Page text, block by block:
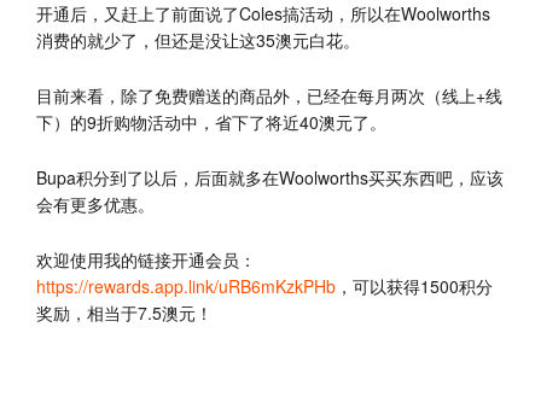
开通后，又赶上了前面说了Coles搞活动，所以在Woolworths
消费的就少了，但还是没让这35澳元白花。
目前来看，除了免费赠送的商品外，已经在每月两次（线上+线
下）的9折购物活动中，省下了将近40澳元了。
Bupa积分到了以后，后面就多在Woolworths买买东西吧，应该
会有更多优惠。
欢迎使用我的链接开通会员：
https://rewards.app.link/uRB6mKzkPHb ，可以获得1500积分
奖励，相当于7.5澳元！